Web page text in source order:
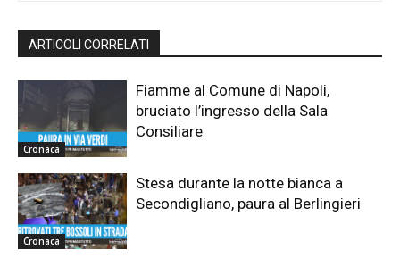
ARTICOLI CORRELATI
Cronaca
Fiamme al Comune di Napoli,
bruciato l’ingresso della Sala
Consiliare
Cronaca
Stesa durante la notte bianca a
Secondigliano, paura al Berlingieri